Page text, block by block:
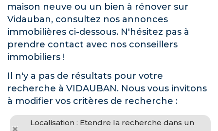
maison neuve ou un bien à rénover sur
Vidauban, consultez nos annonces
immobilières ci-dessous. N'hésitez pas à
prendre contact avec nos conseillers
immobiliers !
Il n'y a pas de résultats pour votre
recherche à VIDAUBAN. Nous vous invitons
à modifier vos critères de recherche :
Localisation : Etendre la recherche dans un